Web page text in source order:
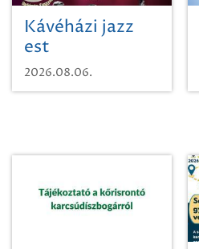
Kávéházi jazz
est
2026.08.06.